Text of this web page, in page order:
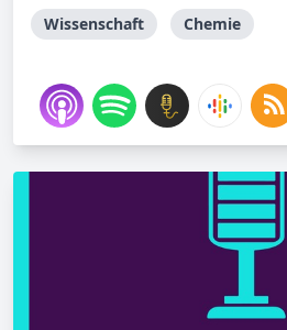
Wissenschaft Chemie